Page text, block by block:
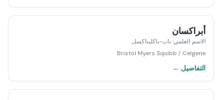
أبراكسان
الاسم العلمي:ناب-باكليتاكسل
Bristol Myers Squibb / Celgene
التفاصيل ←